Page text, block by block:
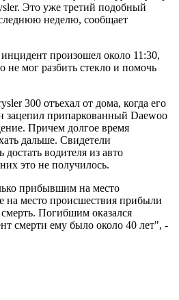
Это уже третий подобный
неделю, сообщает
произошел около 11:30,
не мог разбить стекло и помочь
300 отъехал от дома, когда его
зацепил припаркованный Daewoo
Причем долгое время
дальше. Свидетели
водителя из авто
это не получилось.
прибывшим на место
место происшествия прибыли
Погибшим оказался
смерти ему было около 40 лет", -